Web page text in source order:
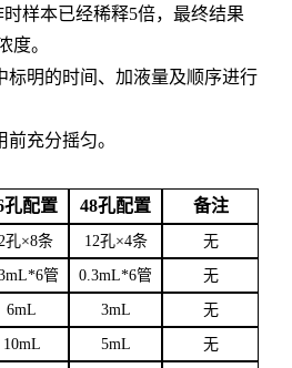
样本已经稀释5倍，最终结果
度。
标明的时间、加液量及顺序进行
充分摇匀。
孔配置 48孔配置 备注
孔×8条 12孔×4条 无
管 0.3mL*6管 无
6mL 3mL 无
10mL 5mL 无